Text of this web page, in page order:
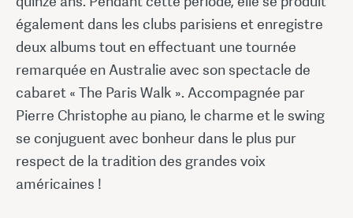
également dans les clubs parisiens et enregistre
deux albums tout en effectuant une tournée
remarquée en Australie avec son spectacle de
cabaret « The Paris Walk ». Accompagnée par
Pierre Christophe au piano, le charme et le swing
se conjuguent avec bonheur dans le plus pur
respect de la tradition des grandes voix
américaines !